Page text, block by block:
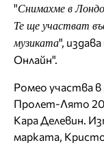
"Снимахме в
Те ще участват
музиката",
Онлайн".
Ромео участва в
Пролет-Лято
Кара Делевин.
марката,